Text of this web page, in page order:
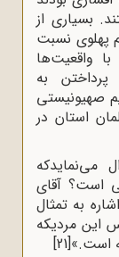
بسیاری از
پهلوی نسبت
واقعیت‌ها
به
صهیونیستی
استان در
می‌نمایدکه
است؟ آقای
به تمثال
این مردیکه
است.»[21]